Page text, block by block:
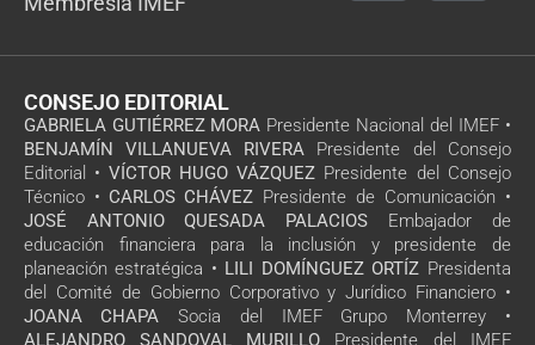
CONSEJO EDITORIAL
GABRIELA GUTIÉRREZ MORA Presidente Nacional del IMEF •
BENJAMÍN VILLANUEVA RIVERA Presidente del Consejo
Editorial • VÍCTOR HUGO VÁZQUEZ Presidente del Consejo
Técnico • CARLOS CHÁVEZ Presidente de Comunicación •
JOSÉ ANTONIO QUESADA PALACIOS Embajador de
educación financiera para la inclusión y presidente de
planeación estratégica • LILI DOMÍNGUEZ ORTÍZ Presidenta
del Comité de Gobierno Corporativo y Jurídico Financiero •
JOANA CHAPA Socia del IMEF Grupo Monterrey •
ALEJANDRO SANDOVAL MURILLO Presidente del IMEF